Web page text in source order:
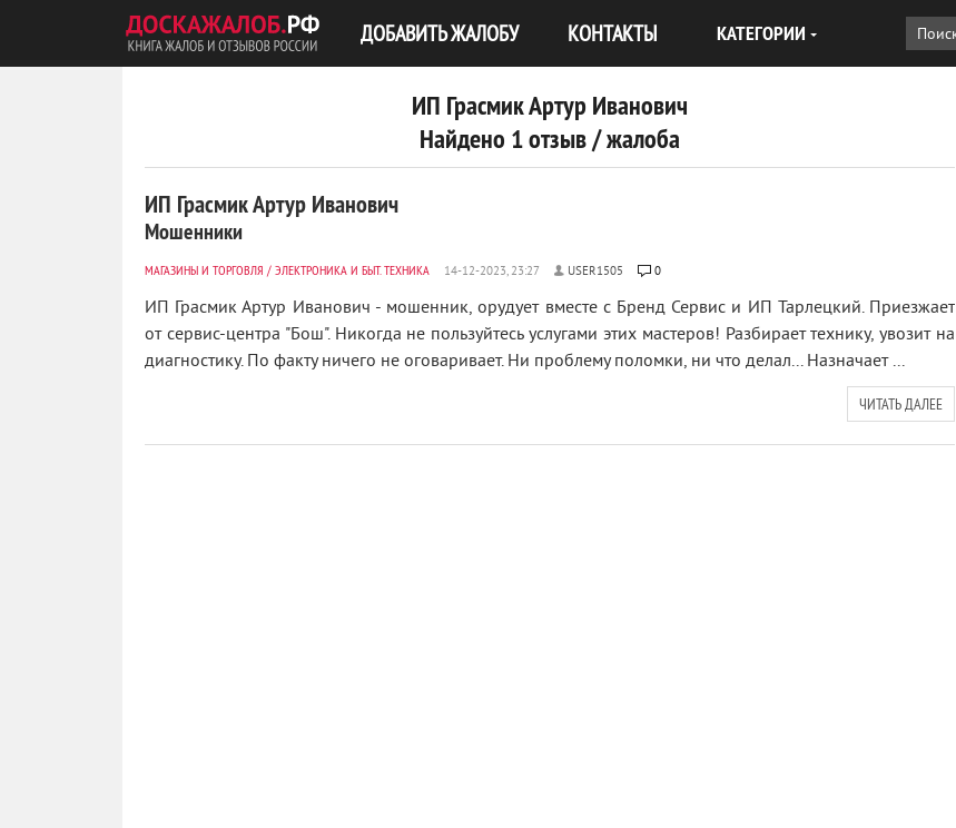
ДОБАВИТЬ ЖАЛОБУ КОНТАКТЫ КАТЕГОРИИ
ИП Грасмик Артур Иванович
Найдено 1 отзыв / жалоба
ИП Грасмик Артур Иванович
Мошенники
МАГАЗИНЫ И ТОРГОВЛЯ / ЭЛЕКТРОНИКА И БЫТ. ТЕХНИКА USER1505 0
ИП Грасмик Артур Иванович - мошенник, орудует вместе с Бренд Сервис и ИП Тарлецкий. Приезжает
от сервис-центра "Бош". Никогда не пользуйтесь услугами этих мастеров! Разбирает технику, увозит на
диагностику. По факту ничего не оговаривает. Ни проблему поломки, ни что делал... Назначает ...
ЧИТАТЬ ДАЛЕЕ